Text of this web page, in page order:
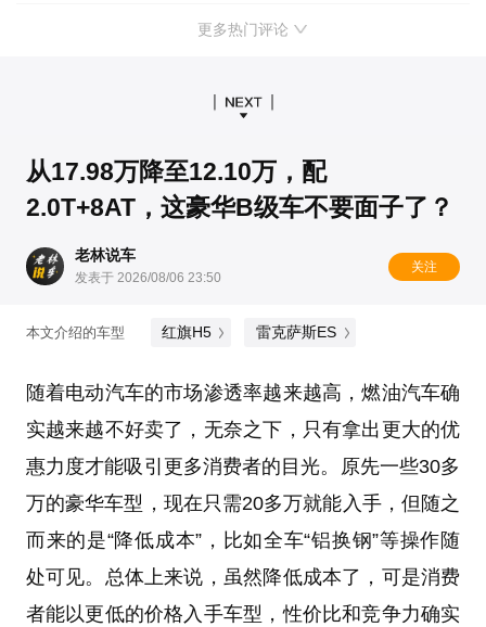
更多热门评论
从17.98万降至12.10万，配
2.0T+8AT，这豪华B级车不要面子了？
老林说车
发表于 2026/08/06 23:50
关注
本文介绍的车型 红旗H5 雷克萨斯ES
随着电动汽车的市场渗透率越来越高，燃油汽车确
实越来越不好卖了，无奈之下，只有拿出更大的优
惠力度才能吸引更多消费者的目光。原先一些30多
万的豪华车型，现在只需20多万就能入手，但随之
而来的是“降低成本”，比如全车“铝换钢”等操作随
处可见。总体上来说，虽然降低成本了，可是消费
者能以更低的价格入手车型，性价比和竞争力确实